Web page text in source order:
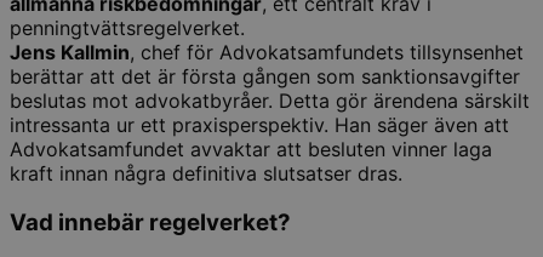
penningtvättsregelverket.
Jens Kallmin, chef för Advokatsamfundets tillsynsenhet
berättar att det är första gången som sanktionsavgifter
beslutas mot advokatbyråer. Detta gör ärendena särskilt
intressanta ur ett praxisperspektiv. Han säger även att
Advokatsamfundet avvaktar att besluten vinner laga
kraft innan några definitiva slutsatser dras.
Vad innebär regelverket?